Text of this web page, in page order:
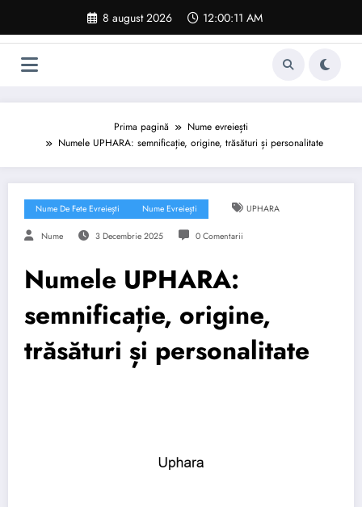
conținut
8 august 2026 12:00:12 AM
Prima pagină
Nume evreiești
Numele UPHARA: semnificație, origine, trăsături și personalitate
Nume De Fete Evreiești Nume Evreiești UPHARA
Nume 3 Decembrie 2025 0 Comentarii
Numele UPHARA:
semnificație, origine,
trăsături și personalitate